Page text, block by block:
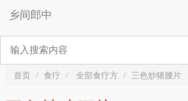
乡间郎中
首页 食疗 全部食疗方 三色炒猪腰片